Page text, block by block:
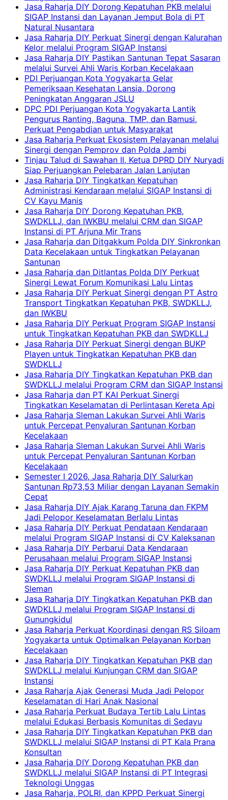
Jasa Raharja DIY Dorong Kepatuhan PKB melalui
SIGAP Instansi dan Layanan Jemput Bola di PT
Natural Nusantara
Jasa Raharja DIY Perkuat Sinergi dengan Kalurahan
Kelor melalui Program SIGAP Instansi
Jasa Raharja DIY Pastikan Santunan Tepat Sasaran
melalui Survei Ahli Waris Korban Kecelakaan
PDI Perjuangan Kota Yogyakarta Gelar
Pemeriksaan Kesehatan Lansia, Dorong
Peningkatan Anggaran JSLU
DPC PDI Perjuangan Kota Yogyakarta Lantik
Pengurus Ranting, Baguna, TMP, dan Bamusi,
Perkuat Pengabdian untuk Masyarakat
Jasa Raharja Perkuat Ekosistem Pelayanan melalui
Sinergi dengan Pemprov dan Polda Jambi
Tinjau Talud di Sawahan II, Ketua DPRD DIY Nuryadi
Siap Perjuangkan Pelebaran Jalan Lanjutan
Jasa Raharja DIY Tingkatkan Kepatuhan
Administrasi Kendaraan melalui SIGAP Instansi di
CV Kayu Manis
Jasa Raharja DIY Dorong Kepatuhan PKB,
SWDKLLJ, dan IWKBU melalui CRM dan SIGAP
Instansi di PT Arjuna Mir Trans
Jasa Raharja dan Ditgakkum Polda DIY Sinkronkan
Data Kecelakaan untuk Tingkatkan Pelayanan
Santunan
Jasa Raharja dan Ditlantas Polda DIY Perkuat
Sinergi Lewat Forum Komunikasi Lalu Lintas
Jasa Raharja DIY Perkuat Sinergi dengan PT Astro
Transport Tingkatkan Kepatuhan PKB, SWDKLLJ,
dan IWKBU
Jasa Raharja DIY Perkuat Program SIGAP Instansi
untuk Tingkatkan Kepatuhan PKB dan SWDKLLJ
Jasa Raharja DIY Perkuat Sinergi dengan BUKP
Playen untuk Tingkatkan Kepatuhan PKB dan
SWDKLLJ
Jasa Raharja DIY Tingkatkan Kepatuhan PKB dan
SWDKLLJ melalui Program CRM dan SIGAP Instansi
Jasa Raharja dan PT KAI Perkuat Sinergi
Tingkatkan Keselamatan di Perlintasan Kereta Api
Jasa Raharja Sleman Lakukan Survei Ahli Waris
untuk Percepat Penyaluran Santunan Korban
Kecelakaan
Jasa Raharja Sleman Lakukan Survei Ahli Waris
untuk Percepat Penyaluran Santunan Korban
Kecelakaan
Semester I 2026, Jasa Raharja DIY Salurkan
Santunan Rp73,53 Miliar dengan Layanan Semakin
Cepat
Jasa Raharja DIY Ajak Karang Taruna dan FKPM
Jadi Pelopor Keselamatan Berlalu Lintas
Jasa Raharja DIY Perkuat Pendataan Kendaraan
melalui Program SIGAP Instansi di CV Kaleksanan
Jasa Raharja DIY Perbarui Data Kendaraan
Perusahaan melalui Program SIGAP Instansi
Jasa Raharja DIY Perkuat Kepatuhan PKB dan
SWDKLLJ melalui Program SIGAP Instansi di
Sleman
Jasa Raharja DIY Tingkatkan Kepatuhan PKB dan
SWDKLLJ melalui Program SIGAP Instansi di
Gunungkidul
Jasa Raharja Perkuat Koordinasi dengan RS Siloam
Yogyakarta untuk Optimalkan Pelayanan Korban
Kecelakaan
Jasa Raharja DIY Tingkatkan Kepatuhan PKB dan
SWDKLLJ melalui Kunjungan CRM dan SIGAP
Instansi
Jasa Raharja Ajak Generasi Muda Jadi Pelopor
Keselamatan di Hari Anak Nasional
Jasa Raharja Perkuat Budaya Tertib Lalu Lintas
melalui Edukasi Berbasis Komunitas di Sedayu
Jasa Raharja DIY Tingkatkan Kepatuhan PKB dan
SWDKLLJ melalui SIGAP Instansi di PT Kala Prana
Konsultan
Jasa Raharja DIY Dorong Kepatuhan PKB dan
SWDKLLJ melalui SIGAP Instansi di PT Integrasi
Teknologi Unggas
Jasa Raharja, POLRI, dan KPPD Perkuat Sinergi